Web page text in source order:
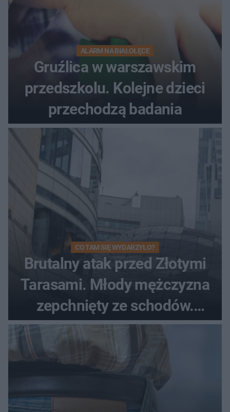
ALARM NA BIAŁOŁĘCE
Gruźlica w warszawskim
przedszkolu. Kolejne dzieci
przechodzą badania
CO TAM SIĘ WYDARZYŁO?
Brutalny atak przed Złotymi
Tarasami. Młody mężczyzna
zepchnięty ze schodów.
Szokujące nagranie krąży po
sieci